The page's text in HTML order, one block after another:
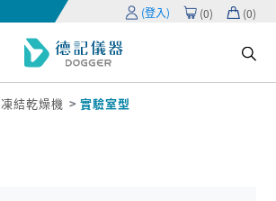
(登入) (0) (0)
凍結乾燥機 實驗室型